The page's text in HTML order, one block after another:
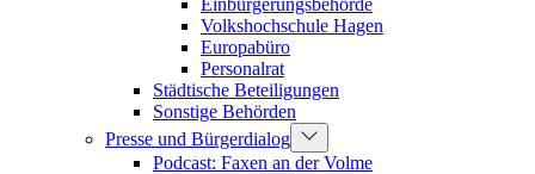
Einbürgerungsbehörde
Volkshochschule Hagen
Europabüro
Personalrat
Städtische Beteiligungen
Sonstige Behörden
Presse und Bürgerdialog
Podcast: Faxen an der Volme